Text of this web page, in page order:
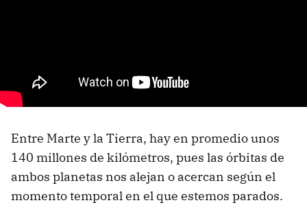
Entre Marte y la Tierra, hay en promedio unos
140 millones de kilómetros, pues las órbitas de
ambos planetas nos alejan o acercan según el
momento temporal en el que estemos parados.